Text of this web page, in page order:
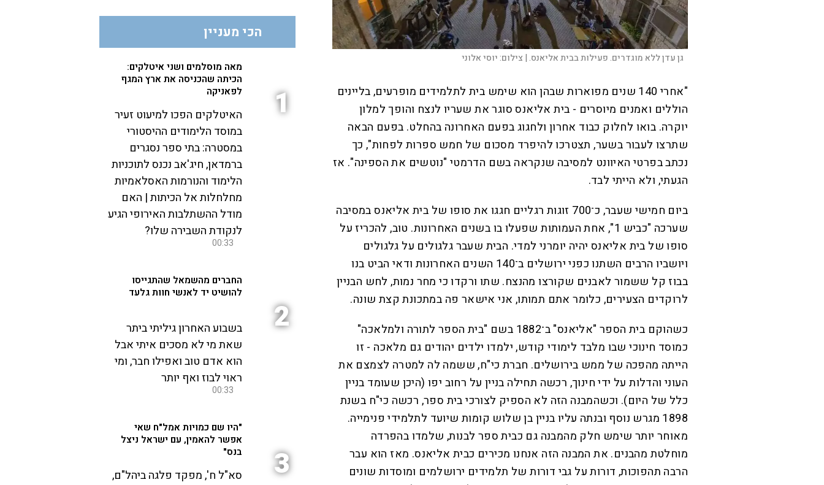
גן עדן ללא מוגדרים. פעילות בבית אליאנס. | צילום:יוסי אלוני
"אחרי 140 שנים מפוארות שבהן הוא שימש בית לתלמידים מופרעים, בליינים
הוללים ואמנים מיוסרים - בית אליאנס סוגר את שעריו לנצח והופך למלון
יוקרה. בואו לחלוק כבוד אחרון ולחגוג בפעם האחרונה בהחלט. בפעם הבאה
שתרצו לעבור בשער, תצטרכו להיפרד מסכום של חמש ספרות לפחות", כך
נכתב בפרטי האיוונט למסיבה שנקראה בשם הדרמטי "נוטשים את הספינה". אז
הגעתי, ולא הייתי לבד.
ביום חמישי שעבר, כ־700 זוגות רגליים חגגו את סופו של בית אליאנס במסיבה
שערכה "כביש 1", אחת העמותות שפעלו בו בשנים האחרונות. טוב, להכריז על
סופו של בית אליאנס יהיה יומרני למדי. הבית שעבר גלגולים על גלגולים
ויושביו הרבים השתנו כפני ירושלים ב־140 השנים האחרונות ודאי הביט בנו
בבוז קל ששמור לאבנים שקורצו מהנצח. שתו ורקדו כי מחר נמות, לחש הבניין
לרוקדים הצעירים, כלומר אתם תמותו, אני אישאר פה במתכונת קצת שונה.
כשהוקם בית הספר "אליאנס" ב־1882 בשם "בית הספר לתורה ולמלאכה"
כמוסד חינוכי שבו מלבד לימודי קודש, ילמדו ילדים יהודים גם מלאכה - זו
הייתה מהפכה של ממש בירושלים. חברת כי"ח, ששמה לה למטרה לצמצם את
העוני והדלות על ידי חינוך, רכשה תחילה בניין על רחוב יפו (היכן שעומד בניין
כלל של היום). וכשהמבנה הזה לא הספיק לצורכי בית ספר, רכשה כי"ח בשנת
1898 מגרש נוסף ובנתה עליו בניין בן שלוש קומות שיועד לתלמידי פנימייה.
מאוחר יותר שימש חלק מהמבנה גם כבית ספר לבנות, שלמדו בהפרדה
מוחלטת מהבנים. את המבנה הזה אנחנו מכירים כבית אליאנס. מאז הוא עבר
הרבה תהפוכות, דורות על גבי דורות של תלמידים ירושלמים ומוסדות שונים
הכי מעניין
1
מאה מוסלמים ושני איטלקים:
הכיתה שהכניסה את ארץ המגף
לפאניקה
האיטלקים הפכו למיעוט זעיר
במוסד הלימודים ההיסטורי
במסטרה: בתי ספר נסגרים
ברמדאן, חיג'אב נכנס לתוכניות
הלימוד והנורמות האסלאמיות
מחלחלות אל הכיתות | האם
מודל ההשתלבות האירופי הגיע
לנקודת השבירה שלו?
00:33
2
החברים מהשמאל שהתגייסו
להושיט יד לאנשי חוות גלעד
בשבוע האחרון גיליתי ביתר
שאת מי לא מסכים איתי אבל
הוא אדם טוב ואפילו חבר, ומי
ראוי לבוז ואף יותר
00:33
3
"היו שם כמויות אמל"ח שאי
אפשר להאמין, עם ישראל ניצל
בנס"
סא"ל ח', מפקד פלגה ביהל"ם,